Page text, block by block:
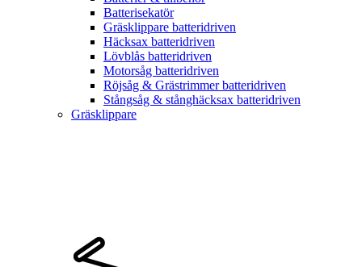
Batterisekatör
Gräsklippare batteridriven
Häcksax batteridriven
Lövblås batteridriven
Motorsåg batteridriven
Röjsåg & Grästrimmer batteridriven
Stångsåg & stånghäcksax batteridriven
Gräsklippare